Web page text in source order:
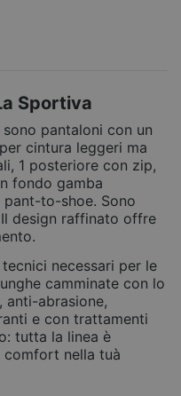
Sportiva
sono pantaloni con un
cintura leggeri ma
1 posteriore con zip,
fondo gamba
to-shoe. Sono
design raffinato offre
necessari per le
camminate con lo
anti-abrasione,
e con trattamenti
tutta la linea è
nella tuà